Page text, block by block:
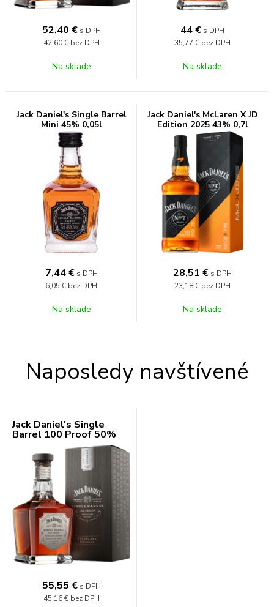
52,40 € s DPH
42,60 € bez DPH
Na sklade
44€ s DPH
35,77 € bez DPH
Na sklade
Jack Daniel's Single Barrel
Mini 45% 0,05l
7,44 € s DPH
6,05 € bez DPH
Na sklade
Jack Daniel's McLaren X JD
Edition 2025 43% 0,7l
28,51 € s DPH
23,18 € bez DPH
Na sklade
Naposledy navštívené
Jack Daniel's Single
Barrel 100 Proof 50%
55,55 € s DPH
45,16 € bez DPH